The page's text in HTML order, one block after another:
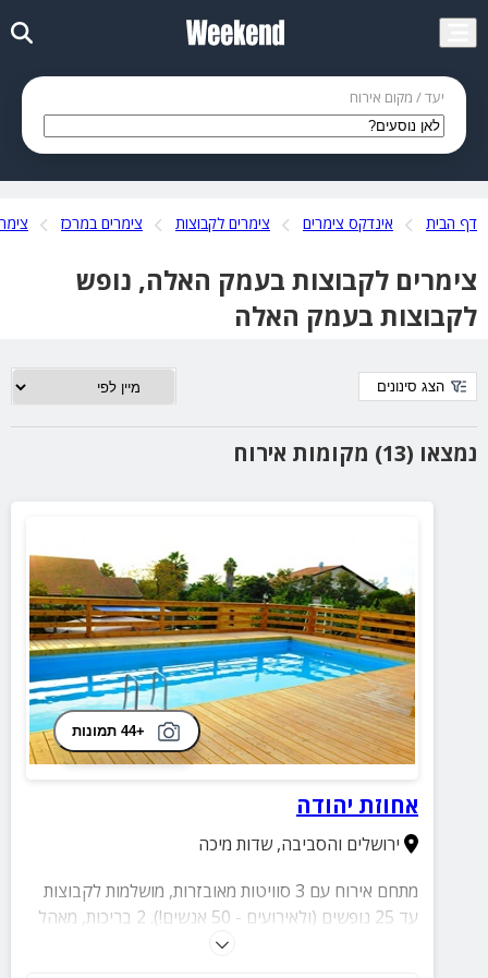
יעד / מקום אירוח
דף הבית אינדקס צימרים צימרים לקבוצות צימרים במרכז
צימרים לקבוצות בעמק האלה, נופש
לקבוצות בעמק האלה
נמצאו (13) מקומות אירוח
הצג סינונים
+44 תמונות
אחוזת יהודה
ירושלים והסביבה,שדות מיכה
מתחם אירוח עם 3 סוויטות מאובזרות, מושלמות לקבוצות
עד 25 נופשים (ולאירועים - 50 אנשים!). 2 בריכות, מאהל
אותנטי, לופט מוזיקה והמון פינוקים!